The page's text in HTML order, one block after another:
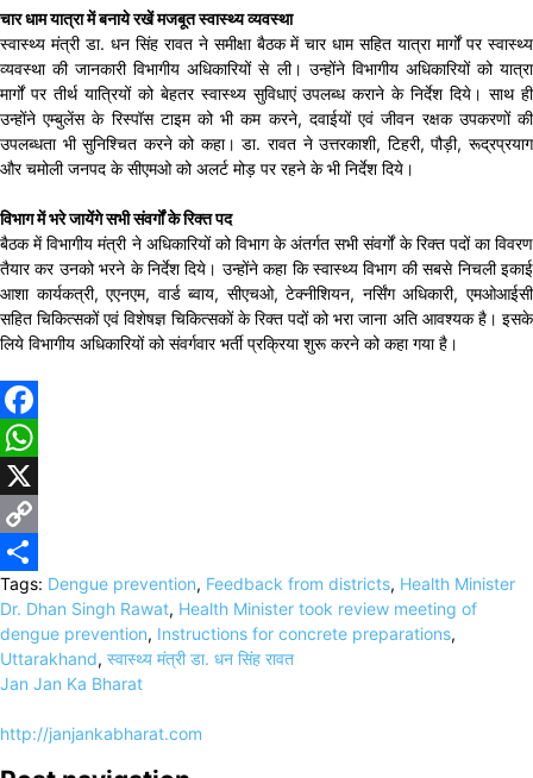
चार धाम यात्रा में बनाये रखें मजबूत स्वास्थ्य व्यवस्था
स्वास्थ्य मंत्री डा. धन सिंह रावत ने समीक्षा बैठक में चार धाम सहित यात्रा मार्गों पर स्वास्थ्य
व्यवस्था की जानकारी विभागीय अधिकारियों से ली। उन्होंने विभागीय अधिकारियों को यात्रा
मार्गों पर तीर्थ यात्रियों को बेहतर स्वास्थ्य सुविधाएं उपलब्ध कराने के निर्देश दिये। साथ ही
उन्होंने एम्बुलेंस के रिस्पॉस टाइम को भी कम करने, दवाईयों एवं जीवन रक्षक उपकरणों की
उपलब्धता भी सुनिश्चित करने को कहा। डा. रावत ने उत्तरकाशी, टिहरी, पौड़ी, रूद्रप्रयाग
और चमोली जनपद के सीएमओ को अलर्ट मोड़ पर रहने के भी निर्देश दिये।
विभाग में भरे जायेंगे सभी संवर्गों के रिक्त पद
बैठक में विभागीय मंत्री ने अधिकारियों को विभाग के अंतर्गत सभी संवर्गों के रिक्त पदों का विवरण
तैयार कर उनको भरने के निर्देश दिये। उन्होंने कहा कि स्वास्थ्य विभाग की सबसे निचली इकाई
आशा कार्यकत्री, एएनएम, वार्ड ब्वाय, सीएचओ, टेक्नीशियन, नर्सिंग अधिकारी, एमओआईसी
सहित चिकित्सकों एवं विशेषज्ञ चिकित्सकों के रिक्त पदों को भरा जाना अति आवश्यक है। इसके
लिये विभागीय अधिकारियों को संवर्गवार भर्ती प्रक्रिया शुरू करने को कहा गया है।
Facebook
WhatsApp
X
Copy
Link
Share
Tags: Dengue prevention, Feedback from districts, Health Minister
Dr. Dhan Singh Rawat, Health Minister took review meeting of
dengue prevention, Instructions for concrete preparations,
Uttarakhand, स्वास्थ्य मंत्री डा. धन सिंह रावत
Jan Jan Ka Bharat
http://janjankabharat.com